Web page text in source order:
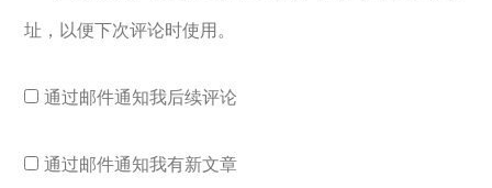
址，以便下次评论时使用。
通过邮件通知我后续评论
通过邮件通知我有新文章